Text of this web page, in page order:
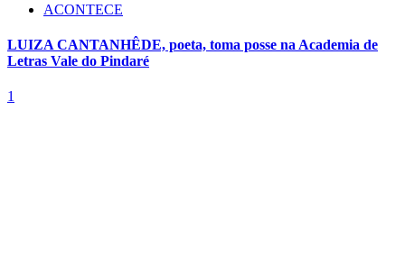
ACONTECE
LUIZA CANTANHÊDE, poeta, toma posse na Academia de
Letras Vale do Pindaré
1